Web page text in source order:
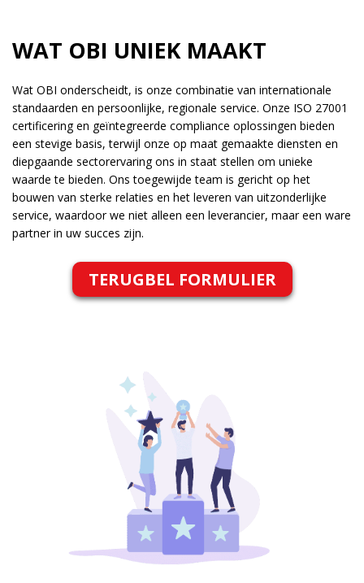
WAT OBI UNIEK MAAKT
Wat OBI onderscheidt, is onze combinatie van internationale
standaarden en persoonlijke, regionale service. Onze ISO 27001
certificering en geïntegreerde compliance oplossingen bieden
een stevige basis, terwijl onze op maat gemaakte diensten en
diepgaande sectorervaring ons in staat stellen om unieke
waarde te bieden. Ons toegewijde team is gericht op het
bouwen van sterke relaties en het leveren van uitzonderlijke
service, waardoor we niet alleen een leverancier, maar een ware
partner in uw succes zijn.
TERUGBEL FORMULIER